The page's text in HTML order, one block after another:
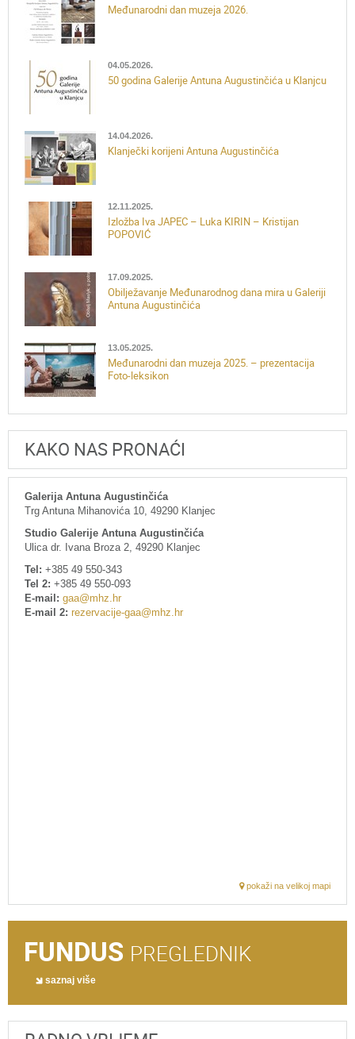
Međunarodni dan muzeja 2026.
04.05.2026.
50 godina Galerije Antuna Augustinčića u Klanjcu
14.04.2026.
Klanječki korijeni Antuna Augustinčića
12.11.2025.
Izložba Iva JAPEC – Luka KIRIN – Kristijan
POPOVIĆ
17.09.2025.
Obilježavanje Međunarodnog dana mira u Galeriji
Antuna Augustinčića
13.05.2025.
Međunarodni dan muzeja 2025. – prezentacija
Foto-leksikon
KAKO NAS PRONAĆI
Galerija Antuna Augustinčića
Trg Antuna Mihanovića 10, 49290 Klanjec
Studio Galerije Antuna Augustinčića
Ulica dr. Ivana Broza 2, 49290 Klanjec
Tel: +385 49 550-343
Tel 2: +385 49 550-093
E-mail: gaa@mhz.hr
E-mail 2: rezervacije-gaa@mhz.hr
pokaži na velikoj mapi
FUNDUS PREGLEDNIK
saznaj više